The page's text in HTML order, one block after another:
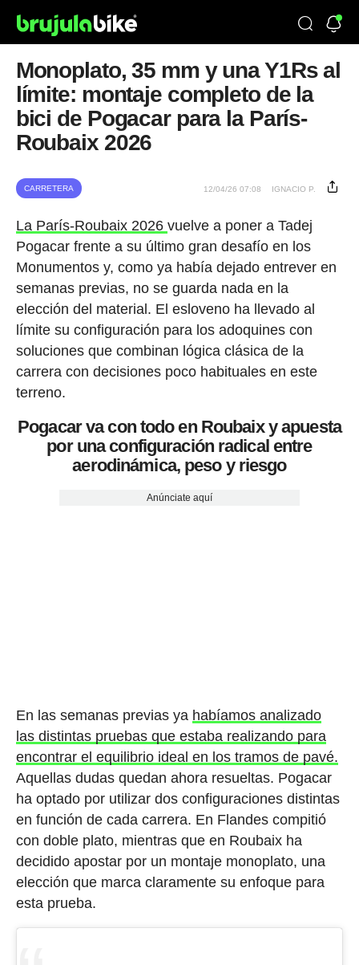
Monoplato, 35 mm y una Y1Rs al
límite: montaje completo de la
bici de Pogacar para la París-
Roubaix 2026
CARRETERA 12/04/26 07:08 IGNACIO P.
La París-Roubaix 2026 vuelve a poner a Tadej
Pogacar frente a su último gran desafío en los
Monumentos y, como ya había dejado entrever en
semanas previas, no se guarda nada en la
elección del material. El esloveno ha llevado al
límite su configuración para los adoquines con
soluciones que combinan lógica clásica de la
carrera con decisiones poco habituales en este
terreno.
Pogacar va con todo en Roubaix y apuesta
por una configuración radical entre
aerodinámica, peso y riesgo
Anúnciate aquí
En las semanas previas ya habíamos analizado
las distintas pruebas que estaba realizando para
encontrar el equilibrio ideal en los tramos de pavé.
Aquellas dudas quedan ahora resueltas. Pogacar
ha optado por utilizar dos configuraciones distintas
en función de cada carrera. En Flandes compitió
con doble plato, mientras que en Roubaix ha
decidido apostar por un montaje monoplato, una
elección que marca claramente su enfoque para
esta prueba.